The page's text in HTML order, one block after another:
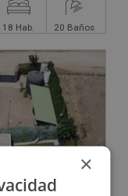
18 Hab. 20 Baños
×